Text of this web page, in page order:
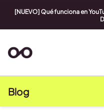
[NUEVO] Qué funciona en
Blog